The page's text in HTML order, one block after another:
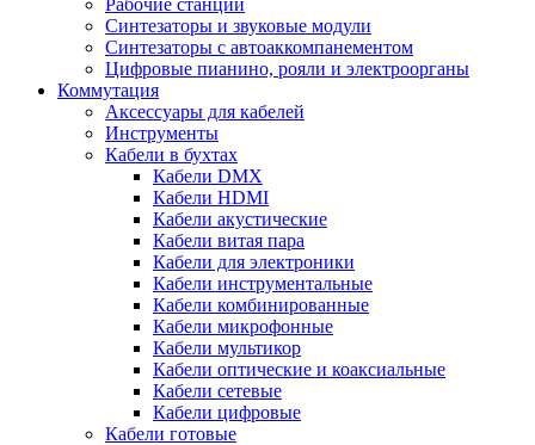
Рабочие станции
Синтезаторы и звуковые модули
Синтезаторы с автоаккомпанементом
Цифровые пианино, рояли и электроорганы
Коммутация
Аксессуары для кабелей
Инструменты
Кабели в бухтах
Кабели DMX
Кабели HDMI
Кабели акустические
Кабели витая пара
Кабели для электроники
Кабели инструментальные
Кабели комбинированные
Кабели микрофонные
Кабели мультикор
Кабели оптические и коаксиальные
Кабели сетевые
Кабели цифровые
Кабели готовые